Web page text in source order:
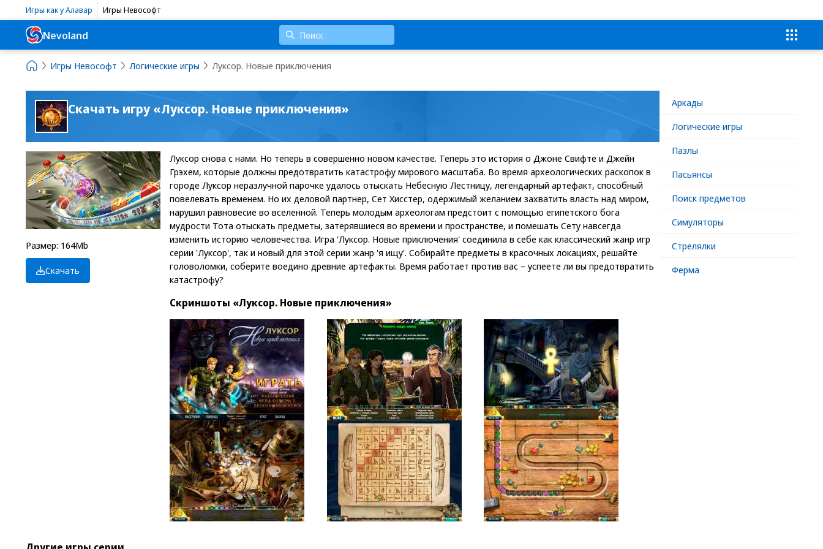
Игры как у Алавар Игры Невософт
Nevoland
Игры Невософт Логические игры Луксор. Новые приключения
Скачать игру «Луксор. Новые приключения»
Размер: 164Mb
Скачать
Луксор снова с нами. Но теперь в совершенно новом качестве. Теперь это история о Джоне Свифте и Джейн
Грэхем, которые должны предотвратить катастрофу мирового масштаба. Во время археологических раскопок в
городе Луксор неразлучной парочке удалось отыскать Небесную Лестницу, легендарный артефакт, способный
повелевать временем. Но их деловой партнер, Сет Хисстер, одержимый желанием захватить власть над миром,
нарушил равновесие во вселенной. Теперь молодым археологам предстоит с помощью египетского бога
мудрости Тота отыскать предметы, затерявшиеся во времени и пространстве, и помешать Сету навсегда
изменить историю человечества. Игра 'Луксор. Новые приключения' соединила в себе как классический жанр игр
серии 'Луксор', так и новый для этой серии жанр 'я ищу'. Собирайте предметы в красочных локациях, решайте
головоломки, соберите воедино древние артефакты. Время работает против вас – успеете ли вы предотвратить
катастрофу?
Скриншоты «Луксор. Новые приключения»
Аркады
Логические игры
Пазлы
Пасьянсы
Поиск предметов
Симуляторы
Стрелялки
Ферма